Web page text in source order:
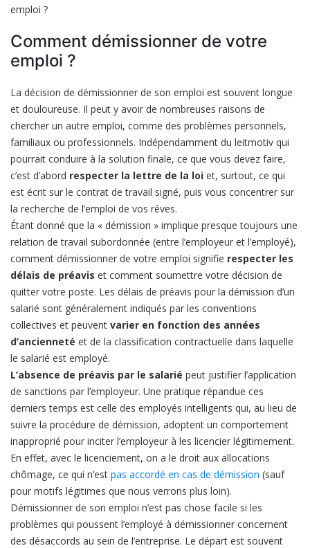
emploi ?
Comment démissionner de votre
emploi ?
La décision de démissionner de son emploi est souvent longue
et douloureuse. Il peut y avoir de nombreuses raisons de
chercher un autre emploi, comme des problèmes personnels,
familiaux ou professionnels. Indépendamment du leitmotiv qui
pourrait conduire à la solution finale, ce que vous devez faire,
c’est d’abord respecter la lettre de la loi et, surtout, ce qui
est écrit sur le contrat de travail signé, puis vous concentrer sur
la recherche de l’emploi de vos rêves.
Étant donné que la « démission » implique presque toujours une
relation de travail subordonnée (entre l’employeur et l’employé),
comment démissionner de votre emploi signifie respecter les
délais de préavis et comment soumettre votre décision de
quitter votre poste. Les délais de préavis pour la démission d’un
salarié sont généralement indiqués par les conventions
collectives et peuvent varier en fonction des années
d’ancienneté et de la classification contractuelle dans laquelle
le salarié est employé.
L’absence de préavis par le salarié peut justifier l’application
de sanctions par l’employeur. Une pratique répandue ces
derniers temps est celle des employés intelligents qui, au lieu de
suivre la procédure de démission, adoptent un comportement
inapproprié pour inciter l’employeur à les licencier légitimement.
En effet, avec le licenciement, on a le droit aux allocations
chômage, ce qui n’est pas accordé en cas de démission (sauf
pour motifs légitimes que nous verrons plus loin).
Démissionner de son emploi n’est pas chose facile si les
problèmes qui poussent l’employé à démissionner concernent
des désaccords au sein de l’entreprise. Le départ est souvent